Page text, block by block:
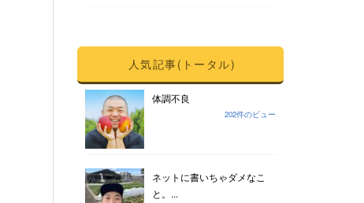
人気記事(トータル)
体調不良
202件のビュー
ネットに書いちゃダメなこ
と。...